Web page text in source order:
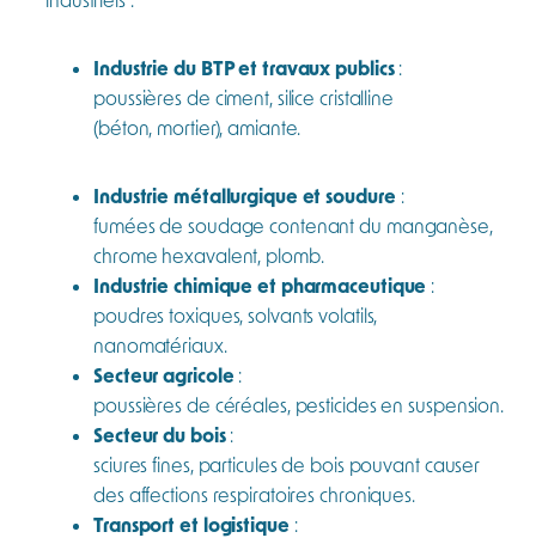
Industrie du BTP et travaux publics:
poussières de ciment, silice cristalline
(béton, mortier), amiante.
Industrie métallurgique et soudure :
fumées de soudage contenant du manganèse,
chrome hexavalent, plomb.
Industrie chimique et pharmaceutique :
poudres toxiques, solvants volatils,
nanomatériaux.
Secteur agricole :
poussières de céréales, pesticides en suspension.
Secteur du bois:
sciures fines, particules de bois pouvant causer
des affections respiratoires chroniques.
Transport et logistique :